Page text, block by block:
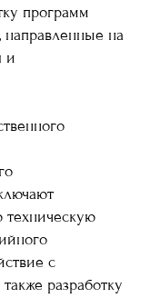
программ
направленные на
и
с
разработку